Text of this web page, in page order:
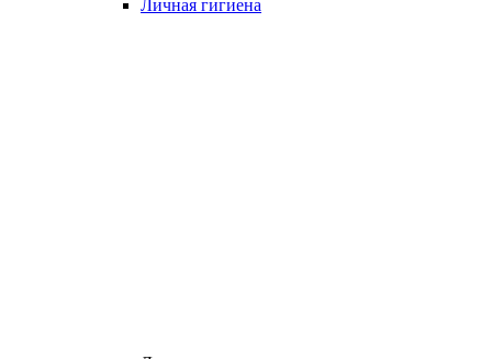
Личная гигиена